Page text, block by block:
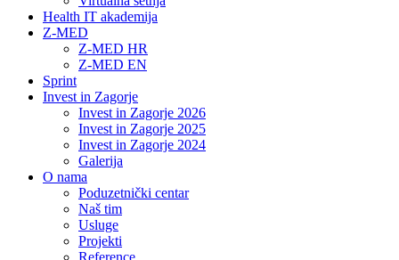
Health IT akademija
Z-MED
Z-MED HR
Z-MED EN
Sprint
Invest in Zagorje
Invest in Zagorje 2026
Invest in Zagorje 2025
Invest in Zagorje 2024
Galerija
O nama
Poduzetnički centar
Naš tim
Usluge
Projekti
Reference